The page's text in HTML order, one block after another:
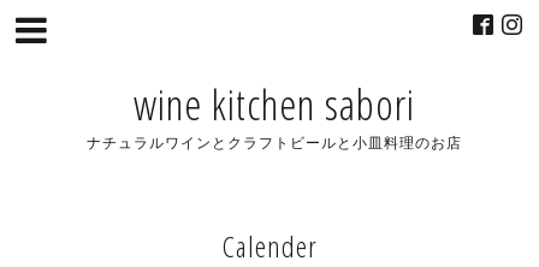
wine kitchen sabori
ナチュラルワインとクラフトビールと小皿料理のお店
Calender